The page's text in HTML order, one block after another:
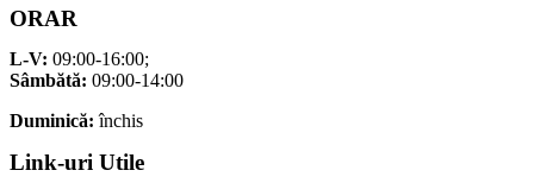
ORAR
L-V: 09:00-16:00;
Sâmbătă: 09:00-14:00
Duminică: închis
Link-uri Utile